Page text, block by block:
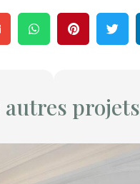
autres projets